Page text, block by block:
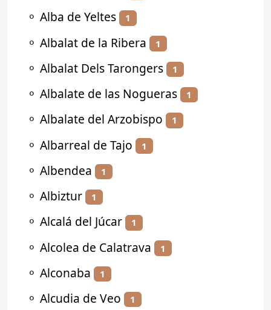
⚬ Alba de Yeltes 1
⚬ Albalat de la Ribera 1
⚬ Albalat Dels Tarongers 1
⚬ Albalate de las Nogueras 1
⚬ Albalate del Arzobispo 1
⚬ Albarreal de Tajo 1
⚬ Albendea 1
⚬ Albiztur 1
⚬ Alcalá del Júcar 1
⚬ Alcolea de Calatrava 1
⚬ Alconaba 1
⚬ Alcudia de Veo 1